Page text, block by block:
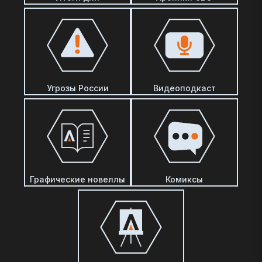
Угрозы России Видеоподкаст
Графические новеллы Комиксы